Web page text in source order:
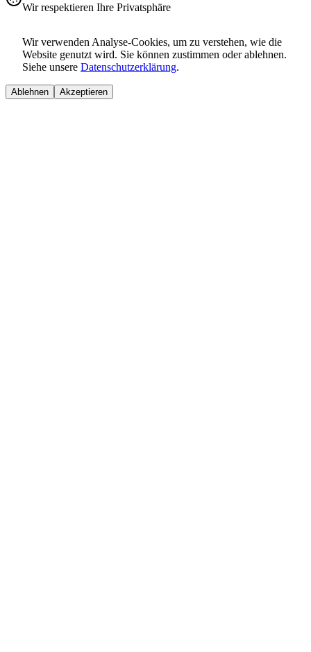
Wir respektieren Ihre Privatsphäre
Wir verwenden Analyse-Cookies, um zu verstehen, wie die
Website genutzt wird. Sie können zustimmen oder ablehnen.
Siehe unsere Datenschutzerklärung.
Ablehnen Akzeptieren